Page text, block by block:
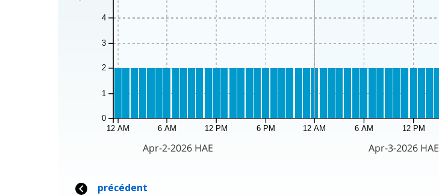
12 AM 6 AM 12 PM 6 PM 12 AM 6 AM 12 PM
0
1
2
3
4
Apr-2-2026 HAE Apr-3-2026 HAE
précédent